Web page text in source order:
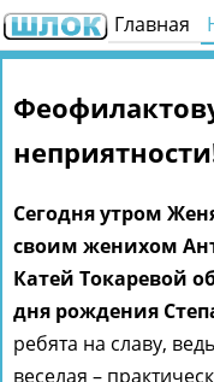
Главная
Сегодня утром
своим женихом
Катей Токаревой
дня рождения
ребята на славу,
веселая –